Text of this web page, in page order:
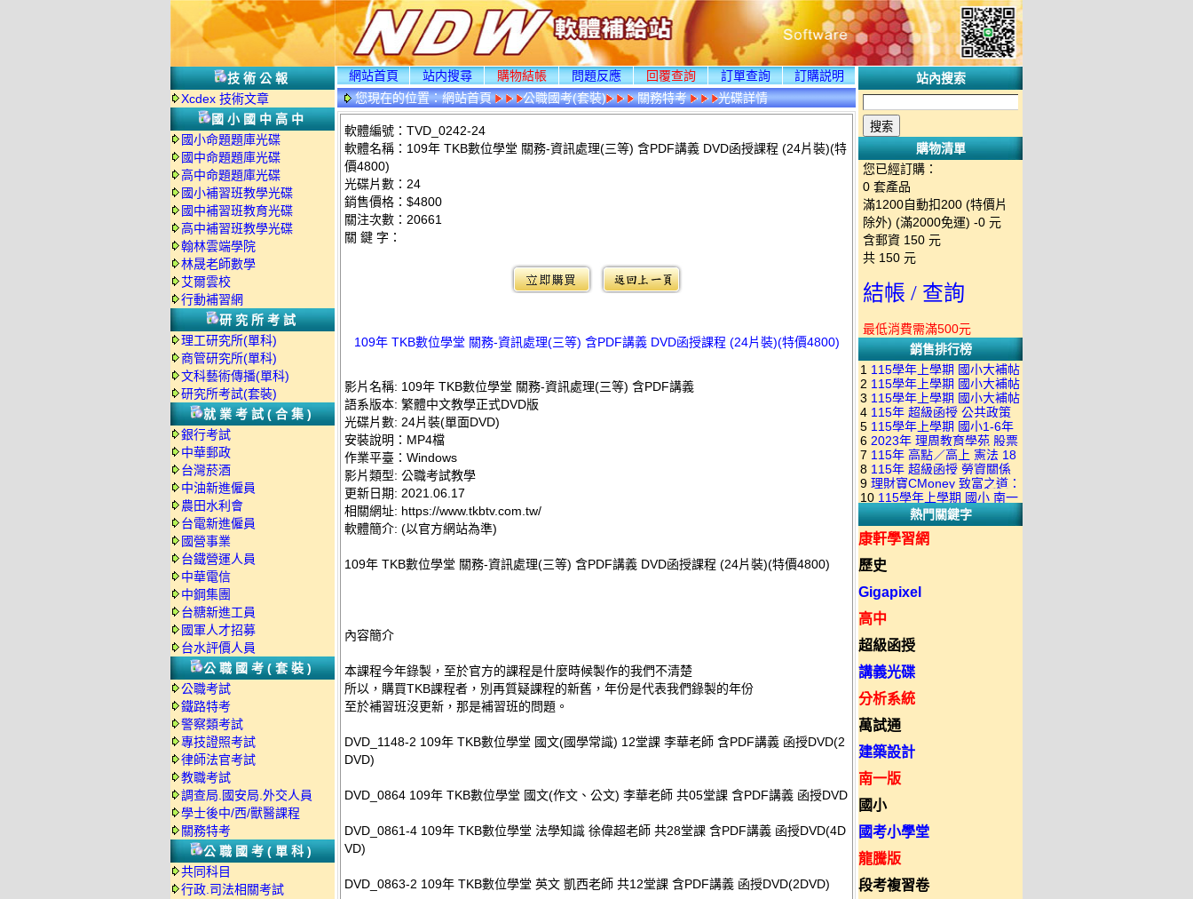
技術公報
Xcdex 技術文章
國小國中高中
國小命題題庫光碟
國中命題題庫光碟
高中命題題庫光碟
國小補習班教學光碟
國中補習班教育光碟
高中補習班教學光碟
翰林雲端學院
林晟老師數學
艾爾雲校
行動補習網
研究所考試
理工研究所(單科)
商管研究所(單科)
文科藝術傳播(單科)
研究所考試(套裝)
就業考試(合集)
銀行考試
中華郵政
台灣菸酒
中油新進僱員
農田水利會
台電新進僱員
國營事業
台鐵營運人員
中華電信
中鋼集團
台糖新進工員
國軍人才招募
台水評價人員
公職國考(套裝)
公職考試
鐵路特考
警察類考試
專技證照考試
律師法官考試
教職考試
調查局.國安局.外交人員
學士後中/西/獸醫課程
關務特考
公職國考(單科)
共同科目
行政.司法相關考試
網站首頁 站内搜尋 購物結帳 問題反應 回覆查詢 訂單查詢
訂購説明
您現在的位置：網站首頁 公職國考(套裝) 關務特考 光碟詳情
軟體編號：TVD_0242-24
軟體名稱：109年 TKB數位學堂 關務-資訊處理(三等) 含PDF講義 DVD函授課程 (24片裝)(特
價4800)
光碟片數：24
銷售價格：$4800
關注次數： 20661
關 鍵 字：
109年 TKB數位學堂 關務-資訊處理(三等) 含PDF講義 DVD函授課程 (24片裝)(特價4800)
影片名稱: 109年 TKB數位學堂 關務-資訊處理(三等) 含PDF講義
語系版本: 繁體中文教學正式DVD版
光碟片數: 24片裝(單面DVD)
安裝說明：MP4檔
作業平臺：Windows
影片類型: 公職考試教學
更新日期: 2021.06.17
相關網址: https://www.tkbtv.com.tw/
軟體簡介: (以官方網站為準)
109年 TKB數位學堂 關務-資訊處理(三等) 含PDF講義 DVD函授課程 (24片裝)(特價4800)
內容簡介
本課程今年錄製，至於官方的課程是什麼時候製作的我們不清楚
所以，購買TKB課程者，別再質疑課程的新舊，年份是代表我們錄製的年份
至於補習班沒更新，那是補習班的問題。
DVD_1148-2 109年 TKB數位學堂 國文(國學常識) 12堂課 李華老師 含PDF講義 函授DVD(2
DVD)
DVD_0864 109年 TKB數位學堂 國文(作文、公文) 李華老師 共05堂課 含PDF講義 函授DVD
DVD_0861-4 109年 TKB數位學堂 法學知識 徐偉超老師 共28堂課 含PDF講義 函授DVD(4D
VD)
DVD_0863-2 109年 TKB數位學堂 英文 凱西老師 共12堂課 含PDF講義 函授DVD(2DVD)
站內搜索
購物清單
您已經訂購：
0 套產品
滿1200自動扣200 (特價片
除外) (滿2000免運) -0 元
含郵資 150 元
共 150 元
結帳 / 查詢
最低消費需滿500元
銷售排行榜
1 115學年上學期 國小大補帖
南一版 國語+數學+社會+生活
+自然 1-6年級 教學光碟DVD
版(3DVD)
2 115學年上學期 國小大補帖
康軒版 國語+數學+社會+生活
+自然 1-6年級 教學光碟DVD
版(3DVD)
3 115學年上學期 國小大補帖
翰林版 國語+數學+社會+生活
+自然 1-6年級 教學光碟DVD
版(3DVD)
4 115年 超級函授 公共政策
22堂課+總複習 張楚老師 含
PDF講義 函授DVD(9DVD)
5 115學年上學期 國小1-6年
級 習作解答(含康軒.南一.翰林
全版本.全科目)合輯版 DVD版
6 2023年 理周教育學苑 股票
當沖煉金術 主講：朱家泓 國
語發音 DVD版
7 115年 高點／高上 憲法 18
堂課 宗台大老師 含PDF講義
函授DVD(8DVD)【適用於律
師司法考試】
8 115年 超級函授 勞資關係
概要 11堂課+總複習 陸川老
師 含PDF講義 函授
DVD(5DVD)
9 理財寶CMoney 致富之道：
上班族飆股攻略班 主講：朱
家泓+林穎 國語發音 DVD版
10 115學年上學期 國小 南一
版 教師手冊(全年級、全領域)
教學光碟DVD版
熱門關鍵字
康軒學習網
歷史
Gigapixel
高中
超級函授
講義光碟
分析系統
萬試通
建築設計
南一版
國小
國考小學堂
龍騰版
段考複習卷